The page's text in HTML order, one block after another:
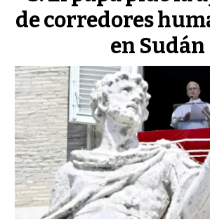
de corredores
en Sudán